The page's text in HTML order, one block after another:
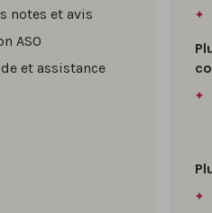
notes et avis
ASO
et assistance